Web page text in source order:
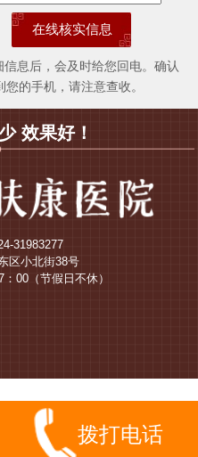
在线核实信息
息后，会及时给您回电。确认
的手机，请注意查收。
效果好！
31983277
区小北街38号
00（节假日不休）
拨打电话